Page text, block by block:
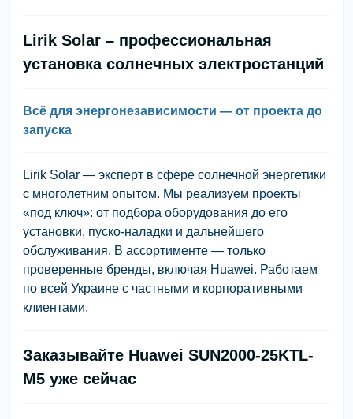
Lirik Solar – профессиональная
установка солнечных электростанций
Всё для энергонезависимости — от проекта до
запуска
Lirik Solar — эксперт в сфере солнечной энергетики
с многолетним опытом. Мы реализуем проекты
«под ключ»: от подбора оборудования до его
установки, пуско-наладки и дальнейшего
обслуживания. В ассортименте — только
проверенные бренды, включая Huawei. Работаем
по всей Украине с частными и корпоративными
клиентами.
Заказывайте Huawei SUN2000-25KTL-
M5 уже сейчас